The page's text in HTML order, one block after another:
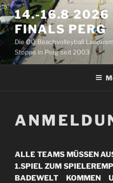
Zum
Inhalt
springen
14.-16.8 2026
FINALS PERG
Die OÖ Beachvolleyball
Stopps in Perg seit 2003
ALLE TEAMS MÜSSEN
1.SPIEL ZUM
BADEWELT KOMMEN